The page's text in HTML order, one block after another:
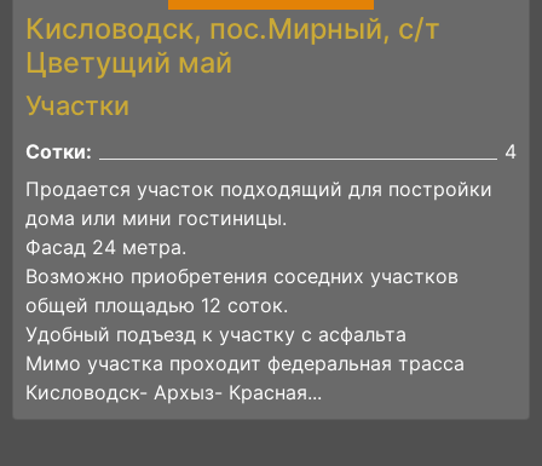
Кисловодск, пос.Мирный, с/т
Цветущий май
Участки
Сотки:
4
Продается участок подходящий для постройки
дома или мини гостиницы.
Фасад 24 метра.
Возможно приобретения соседних участков
общей площадью 12 соток.
Удобный подъезд к участку с асфальта
Мимо участка проходит федеральная трасса
Кисловодск- Архыз- Красная...